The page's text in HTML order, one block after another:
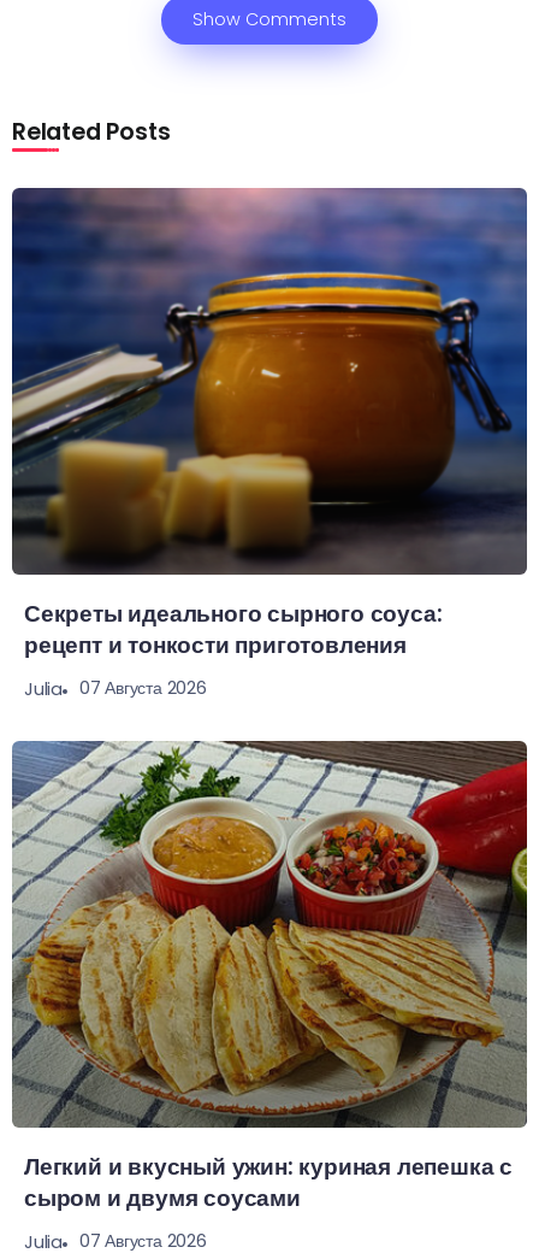
Show Comments
Related Posts
Секреты идеального сырного соуса:
рецепт и тонкости приготовления
Julia 07 Августа 2026
Легкий и вкусный ужин: куриная лепешка с
сыром и двумя соусами
Julia 07 Августа 2026